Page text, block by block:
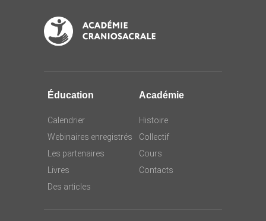
Académie
Histoire
Collectif
Cours
Contacts
Éducation
Calendrier
Webinaires enregistrés
Les partenaires
Livres
Des articles